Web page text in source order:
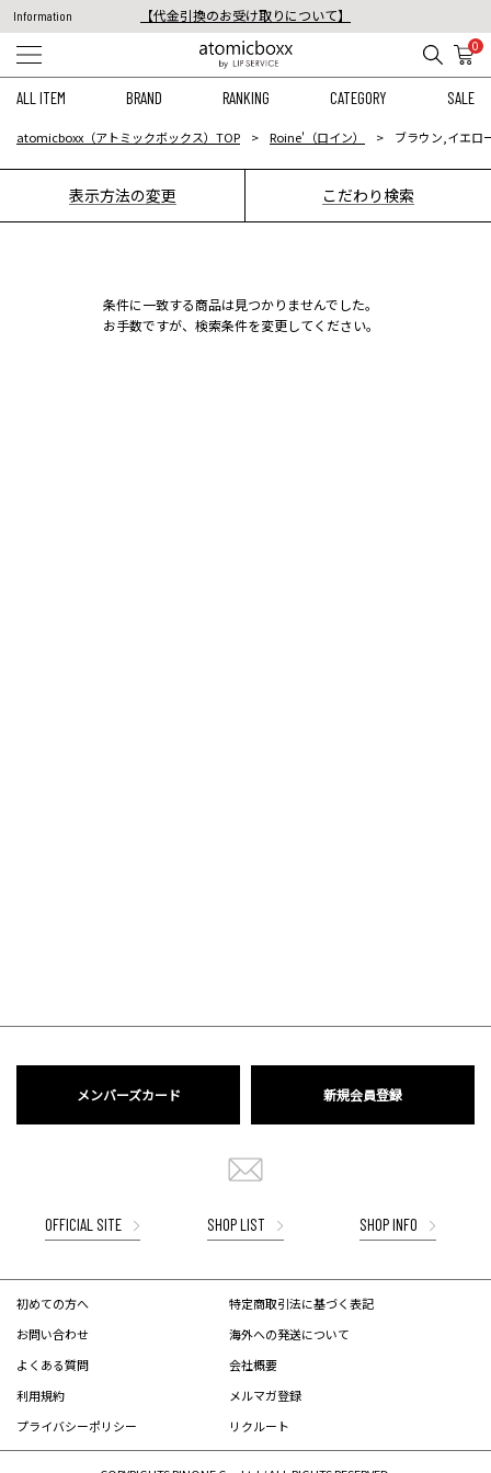
Information
【代金引換のお受け取りについて】
税込11,000円以上のご注文で送料無料！
0
ALL ITEM BRAND RANKING CATEGORY SALE
atomicboxx（アトミックボックス）TOP Roine'（ロイン） ブラウン,イエロ
表示方法の変更 こだわり検索
条件に一致する商品は見つかりませんでした。
お手数ですが、検索条件を変更してください。
メンバーズカード 新規会員登録
OFFICIAL SITE SHOP LIST SHOP INFO
初めての方へ
お問い合わせ
よくある質問
利用規約
プライバシーポリシー
特定商取引法に基づく表記
海外への発送について
会社概要
メルマガ登録
リクルート